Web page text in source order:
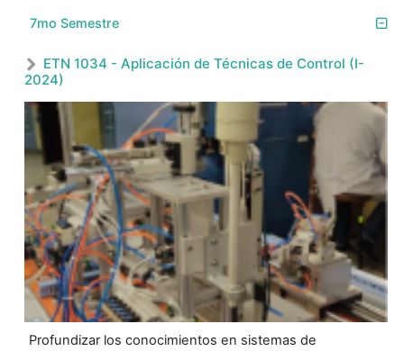
7mo Semestre
ETN 1034 - Aplicación de Técnicas de Control (I-
2024)
Profundizar los conocimientos en sistemas de